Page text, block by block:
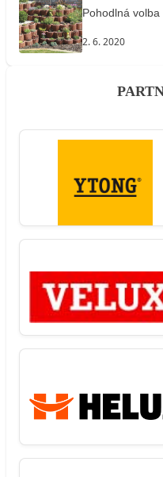
Pohodlná
2. 6. 2020